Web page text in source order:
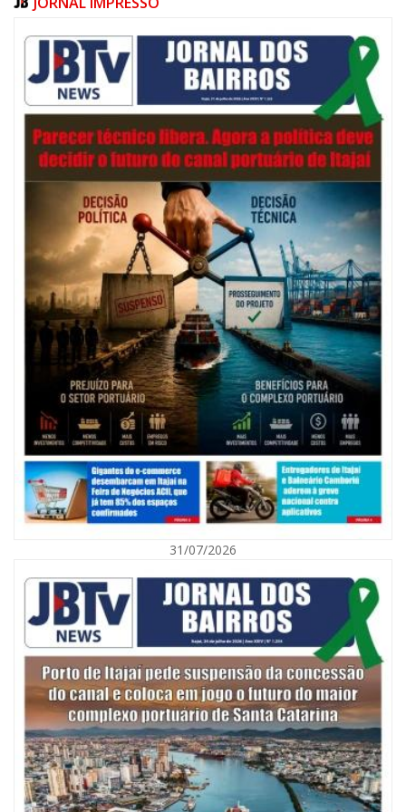
07/08/2026 | 07:00
Navegantes celebra 64 anos com shows nacionais de Ferrugem, Banda
Morada e Chiquito & Bordoneio
ITAJAÍ
Nem toda violência deixa marcas: conheça os sinais de alerta da
violência contra a mulher
BALNEÁRIO CAMBORIÚ
31/07/2026